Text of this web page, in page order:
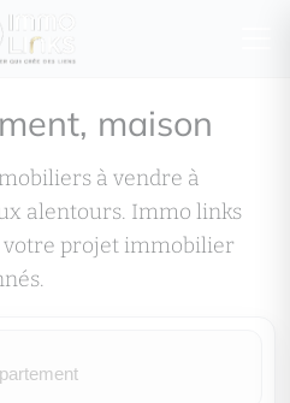
maison
à vendre à
alentours. Immo links
votre projet immobilier